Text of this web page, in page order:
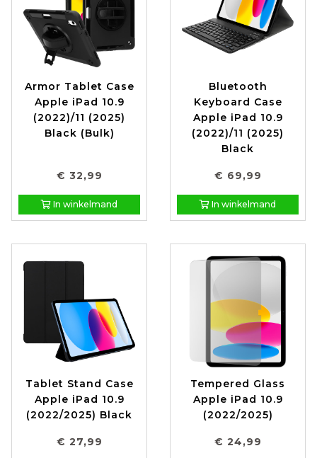
Armor Tablet Case
Apple iPad 10.9
(2022)/11 (2025)
Black (Bulk)
€ 32,99
In winkelmand
Bluetooth
Keyboard Case
Apple iPad 10.9
(2022)/11 (2025)
Black
€ 69,99
In winkelmand
Tablet Stand Case
Apple iPad 10.9
(2022/2025) Black
€ 27,99
Tempered Glass
Apple iPad 10.9
(2022/2025)
€ 24,99